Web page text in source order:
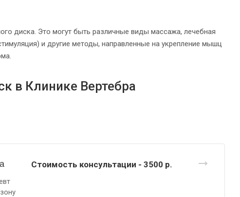
диска. Это могут быть различные виды массажа, лечебная
и другие методы, направленные на укрепление мышц
в Клинике Вертебра
Стоимость консультации - 3500 р.